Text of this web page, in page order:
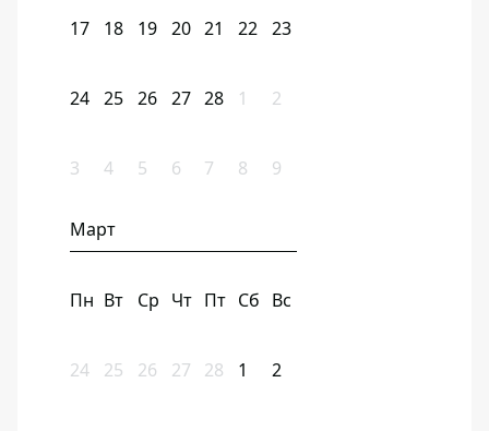
17 18 19 20 21 22 23
24 25 26 27 28 1 2
3 4 5 6 7 8 9
Март
Пн Вт Ср Чт Пт Сб Вс
24 25 26 27 28 1 2